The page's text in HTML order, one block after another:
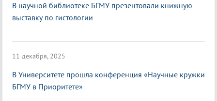
В научной библиотеке БГМУ презентовали книжную
выставку по гистологии
11 декабря, 2025
В Университете прошла конференция «Научные кружки
БГМУ в Приоритете»